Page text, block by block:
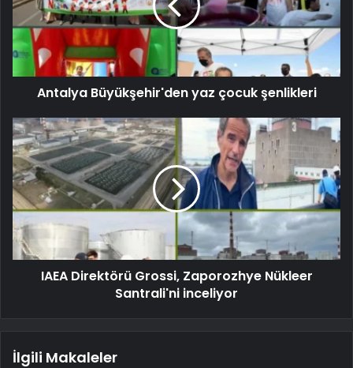
Antalya Büyükşehir'den yaz çocuk şenlikleri
IAEA Direktörü Grossi, Zaporozhye Nükleer
Santrali'ni inceliyor
İlgili Makaleler